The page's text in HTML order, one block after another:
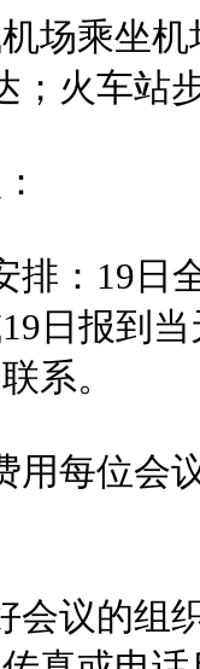
场乘坐
；火车站
排：19日
日报到
系。
用每位会
会议的组